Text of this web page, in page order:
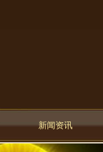
新闻资讯